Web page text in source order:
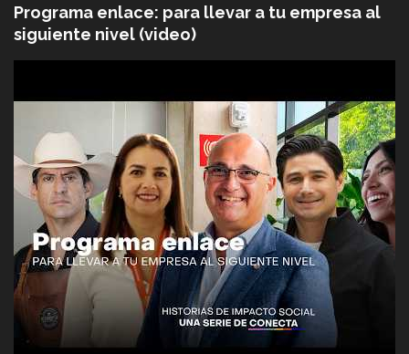
Programa enlace: para llevar a tu empresa al
siguiente nivel (video)